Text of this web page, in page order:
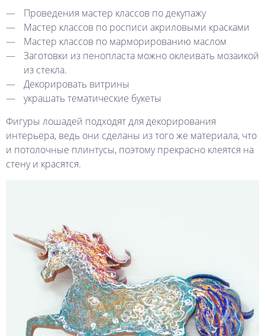
Проведения мастер классов по декупажу
Мастер классов по росписи акриловыми красками
Мастер классов по марморированию маслом
Заготовки из пенопласта можно оклеивать мозаикой
из стекла.
Декорировать витрины
украшать тематические букеты
Фигуры лошадей подходят для декорирования
интерьера, ведь они сделаны из того же материала, что
и потолочные плинтусы, поэтому прекрасно клеятся на
стену и красятся.